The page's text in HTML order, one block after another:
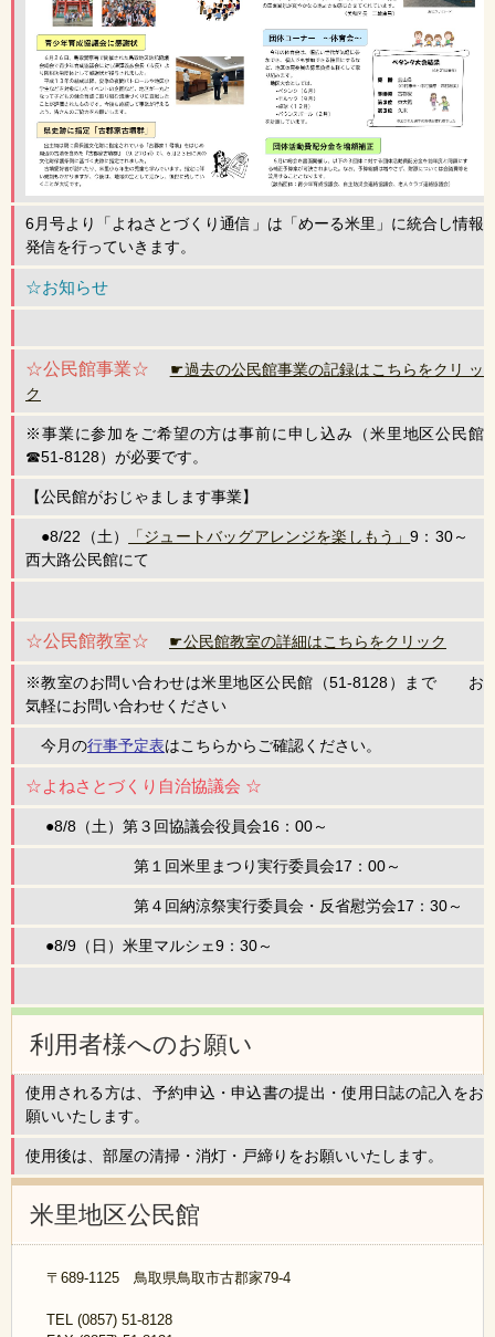
6月号より「よねさとづくり通信」は「めーる米里」に統合し情報
発信を行っていきます。
☆お知らせ
☆公民館事業☆
☛過去の公民館事業の記録はこちらをクリ ッ
ク
※事業に参加をご希望の方は事前に申し込み（米里地区公民館
☎51-8128）が必要です。
【公民館がおじゃまします事業】
●8/22（土） 「ジュートバッグアレンジを楽しもう」9：30～
西大路公民館にて
☆公民館教室☆ ☛公民館教室の詳細はこちらをクリック
※教室のお問い合わせは米里地区公民館（51-8128）まで お
気軽にお問い合わせください
今月の行事予定表はこちらからご確認ください。
☆よねさとづくり自治協議会 ☆
●8/8（土）第３回協議会役員会16：00～
第１回米里まつり実行委員会17：00～
第４回納涼祭実行委員会・反省慰労会17：30～
●8/9（日）米里マルシェ9：30～
利用者様へのお願い
使用される方は、予約申込・申込書の提出・使用日誌の記入をお
願いいたします。
使用後は、部屋の清掃・消灯・戸締りをお願いいたします。
米里地区公民館
〒689-1125 鳥取県鳥取市古郡家79-4
TEL (0857) 51-8128